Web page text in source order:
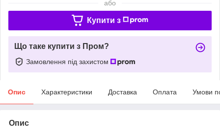
або
Купити з
Що таке купити з Пром?
Замовлення під захистом
Опис Характеристики Доставка Оплата Умови
Опис